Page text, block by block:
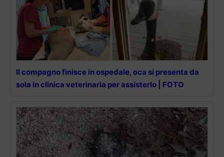
Il compagno finisce in ospedale, oca si presenta da
sola in clinica veterinaria per assisterlo | FOTO